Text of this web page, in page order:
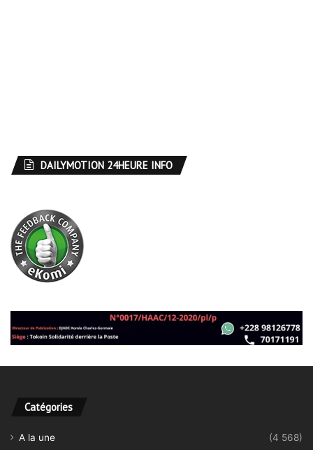
DAILYMOTION 24HEURE INFO
Catégories
A la une
(4 568)